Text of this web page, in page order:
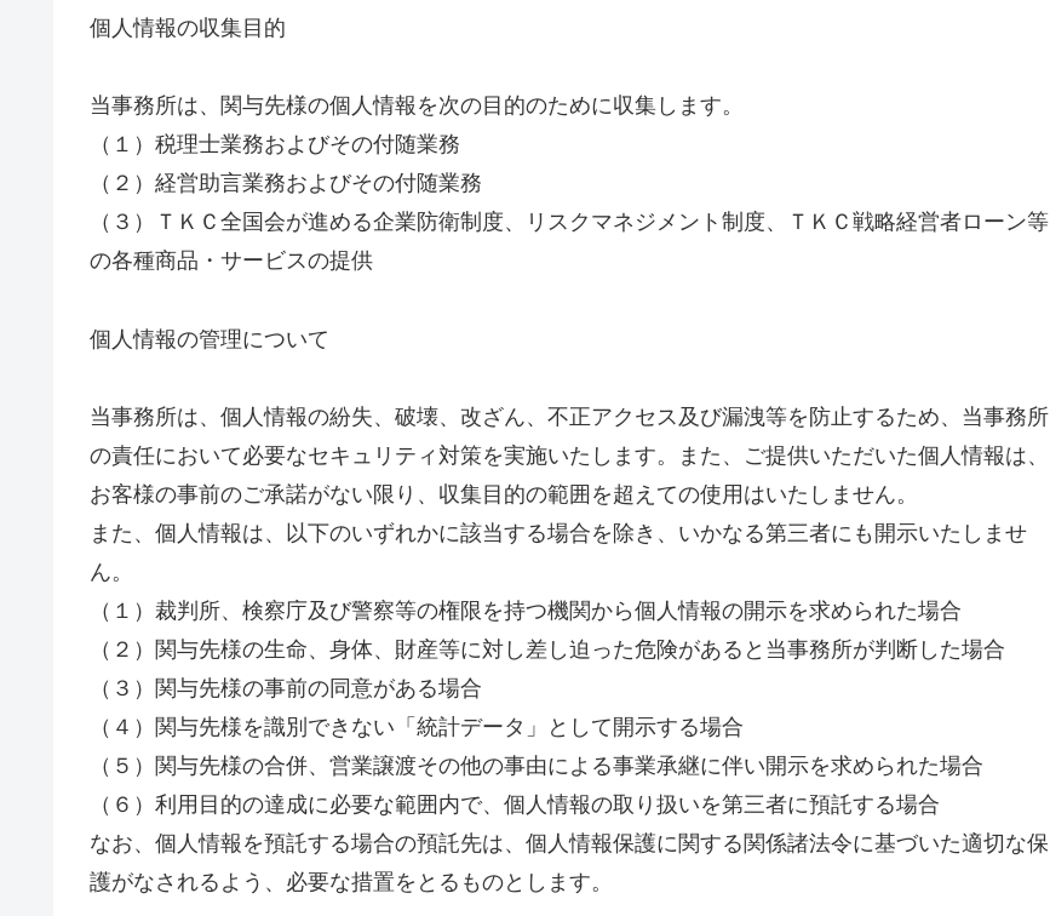
個人情報の収集目的
当事務所は、関与先様の個人情報を次の目的のために収集します。
（１）税理士業務およびその付随業務
（２）経営助言業務およびその付随業務
（３）ＴＫＣ全国会が進める企業防衛制度、リスクマネジメント制度、ＴＫＣ戦略経営者ローン等
の各種商品・サービスの提供
個人情報の管理について
当事務所は、個人情報の紛失、破壊、改ざん、不正アクセス及び漏洩等を防止するため、当事務所
の責任において必要なセキュリティ対策を実施いたします。また、ご提供いただいた個人情報は、
お客様の事前のご承諾がない限り、収集目的の範囲を超えての使用はいたしません。
また、個人情報は、以下のいずれかに該当する場合を除き、いかなる第三者にも開示いたしませ
ん。
（１）裁判所、検察庁及び警察等の権限を持つ機関から個人情報の開示を求められた場合
（２）関与先様の生命、身体、財産等に対し差し迫った危険があると当事務所が判断した場合
（３）関与先様の事前の同意がある場合
（４）関与先様を識別できない「統計データ」として開示する場合
（５）関与先様の合併、営業譲渡その他の事由による事業承継に伴い開示を求められた場合
（６）利用目的の達成に必要な範囲内で、個人情報の取り扱いを第三者に預託する場合
なお、個人情報を預託する場合の預託先は、個人情報保護に関する関係諸法令に基づいた適切な保
護がなされるよう、必要な措置をとるものとします。